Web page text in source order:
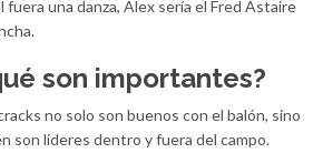
fuera una danza, Alex sería el Fred Astaire
son importantes?
no solo son buenos con el balón, sino
son líderes dentro y fuera del campo.